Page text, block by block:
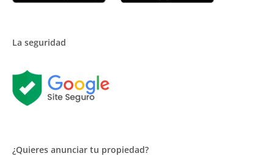
La seguridad
¿Quieres anunciar tu propiedad?